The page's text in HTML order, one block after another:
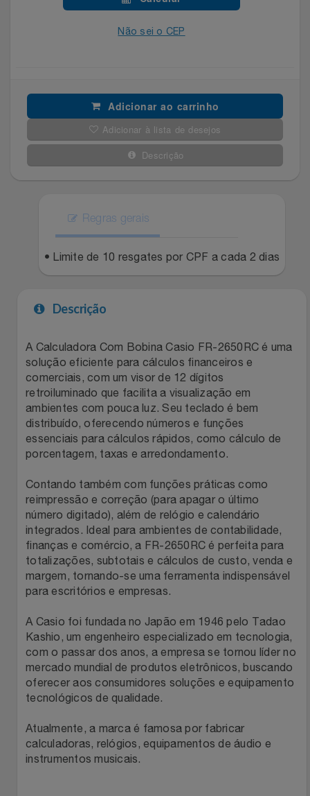
Celulares E Smartphone
Doações
Experiências
Informática
Jardim
Jogos E Consoles
Livros
Malas E Mochilas
Mercado
Natal
Notebooks E Tablet
Óculos
Papelaria
Páscoa
Fortaleza
Hospital De Amor
Loccitane Au Bresil
Loccitane En Provence
Magalu
Meu Resgate Favorito
Mondial
Mormaii
Multi
Natura
Netshoes
Oster
Perfumes & Cosméticos
Insider
Pet Love Saúde
Ponto Frio
Pontos Por Opiniões
Portal Das Malas
Renner
Sams Club
Topstore
Não sei o CEP
Adicionar ao carrinho
Adicionar à lista de desejos
Descrição
Regras gerais
• Limite de 10 resgates por CPF a cada 2 dias
Descrição
A Calculadora Com Bobina Casio FR-2650RC é uma
solução eficiente para cálculos financeiros e
comerciais, com um visor de 12 dígitos
retroiluminado que facilita a visualização em
ambientes com pouca luz. Seu teclado é bem
distribuído, oferecendo números e funções
essenciais para cálculos rápidos, como cálculo de
porcentagem, taxas e arredondamento.
Contando também com funções práticas como
reimpressão e correção (para apagar o último
número digitado), além de relógio e calendário
integrados. Ideal para ambientes de contabilidade,
finanças e comércio, a FR-2650RC é perfeita para
totalizações, subtotais e cálculos de custo, venda e
margem, tornando-se uma ferramenta indispensável
para escritórios e empresas.
A Casio foi fundada no Japão em 1946 pelo Tadao
Kashio, um engenheiro especializado em tecnologia,
com o passar dos anos, a empresa se tornou líder no
mercado mundial de produtos eletrônicos, buscando
oferecer aos consumidores soluções e equipamento
tecnológicos de qualidade.
Atualmente, a marca é famosa por fabricar
calculadoras, relógios, equipamentos de áudio e
instrumentos musicais.